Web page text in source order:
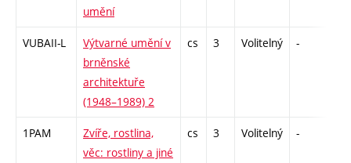
umění
VUBAII-L
Výtvarné umění v
brněnské
architektuře
(1948–1989) 2
cs 3 Volitelný -
1PAM
Zvíře, rostlina,
věc: rostliny a jiné
cs 3 Volitelný -